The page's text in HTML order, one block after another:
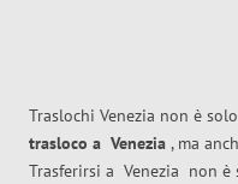
Traslochi Venezia non è
trasloco a Venezia , ma
Trasferirsi a Venezia non è